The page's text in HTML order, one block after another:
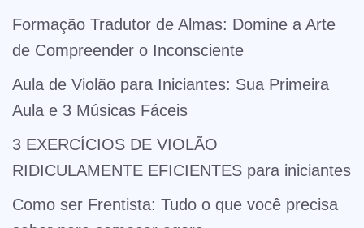
Formação Tradutor de Almas: Domine a Arte
de Compreender o Inconsciente
Aula de Violão para Iniciantes: Sua Primeira
Aula e 3 Músicas Fáceis
3 EXERCÍCIOS DE VIOLÃO
RIDICULAMENTE EFICIENTES para iniciantes
Como ser Frentista: Tudo o que você precisa